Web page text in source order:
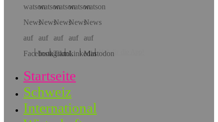
Hol dir die App!
Startseite
Schweiz
International